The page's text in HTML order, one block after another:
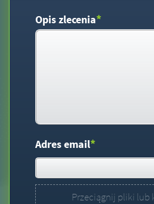
Opis zlecenia*
Adres email*
Przeciągnij pliki lub